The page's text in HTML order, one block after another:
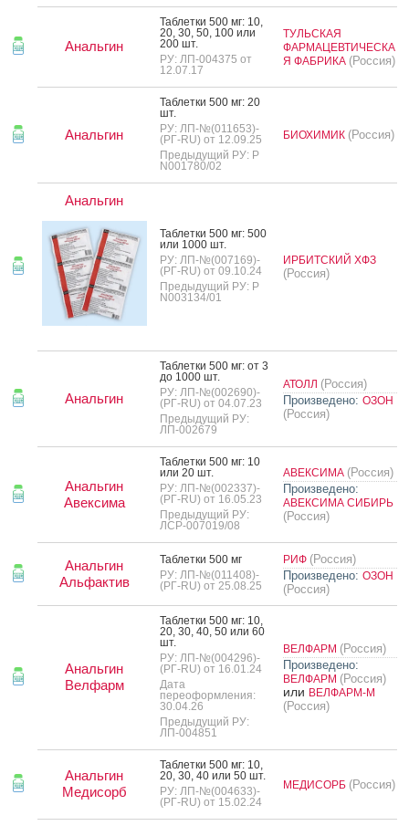
Анальгин
Таб­летки 500 мг: 10,
20, 30, 50, 100 или
200 шт.
РУ: ЛП-004375 от
12.07.17
ТУЛЬСКАЯ
ФАРМАЦЕВТИЧЕСКА
Я ФАБРИКА (Россия)
Анальгин
Таб­летки 500 мг: 20
шт.
РУ: ЛП-№(011653)-
(РГ-RU) от 12.09.25
Предыдущий РУ: Р
N001780/02
БИОХИМИК (Россия)
Анальгин
Таб­летки 500 мг: 500
или 1000 шт.
РУ: ЛП-№(007169)-
(РГ-RU) от 09.10.24
Предыдущий РУ: Р
N003134/01
ИРБИТСКИЙ ХФЗ
(Россия)
Анальгин
Таб­летки 500 мг: от 3
до 1000 шт.
РУ: ЛП-№(002690)-
(РГ-RU) от 04.07.23
Предыдущий РУ:
ЛП-002679
АТОЛЛ (Россия)
Произведено: ОЗОН
(Россия)
Анальгин
Авексима
Таб­летки 500 мг: 10
или 20 шт.
РУ: ЛП-№(002337)-
(РГ-RU) от 16.05.23
Предыдущий РУ:
ЛСР-007019/08
АВЕКСИМА (Россия)
Произведено:
АВЕКСИМА СИБИРЬ
(Россия)
Анальгин
Альфактив
Таб­летки 500 мг
РУ: ЛП-№(011408)-
(РГ-RU) от 25.08.25
РИФ (Россия)
Произведено: ОЗОН
(Россия)
Анальгин
Велфарм
Таб­летки 500 мг: 10,
20, 30, 40, 50 или 60
шт.
РУ: ЛП-№(004296)-
(РГ-RU) от 16.01.24
Дата
переоформления:
30.04.26
Предыдущий РУ:
ЛП-004851
ВЕЛФАРМ (Россия)
Произведено:
ВЕЛФАРМ (Россия)
или ВЕЛФАРМ-М
(Россия)
Анальгин
Медисорб
Таб­летки 500 мг: 10,
20, 30, 40 или 50 шт.
РУ: ЛП-№(004633)-
(РГ-RU) от 15.02.24
МЕДИСОРБ (Россия)